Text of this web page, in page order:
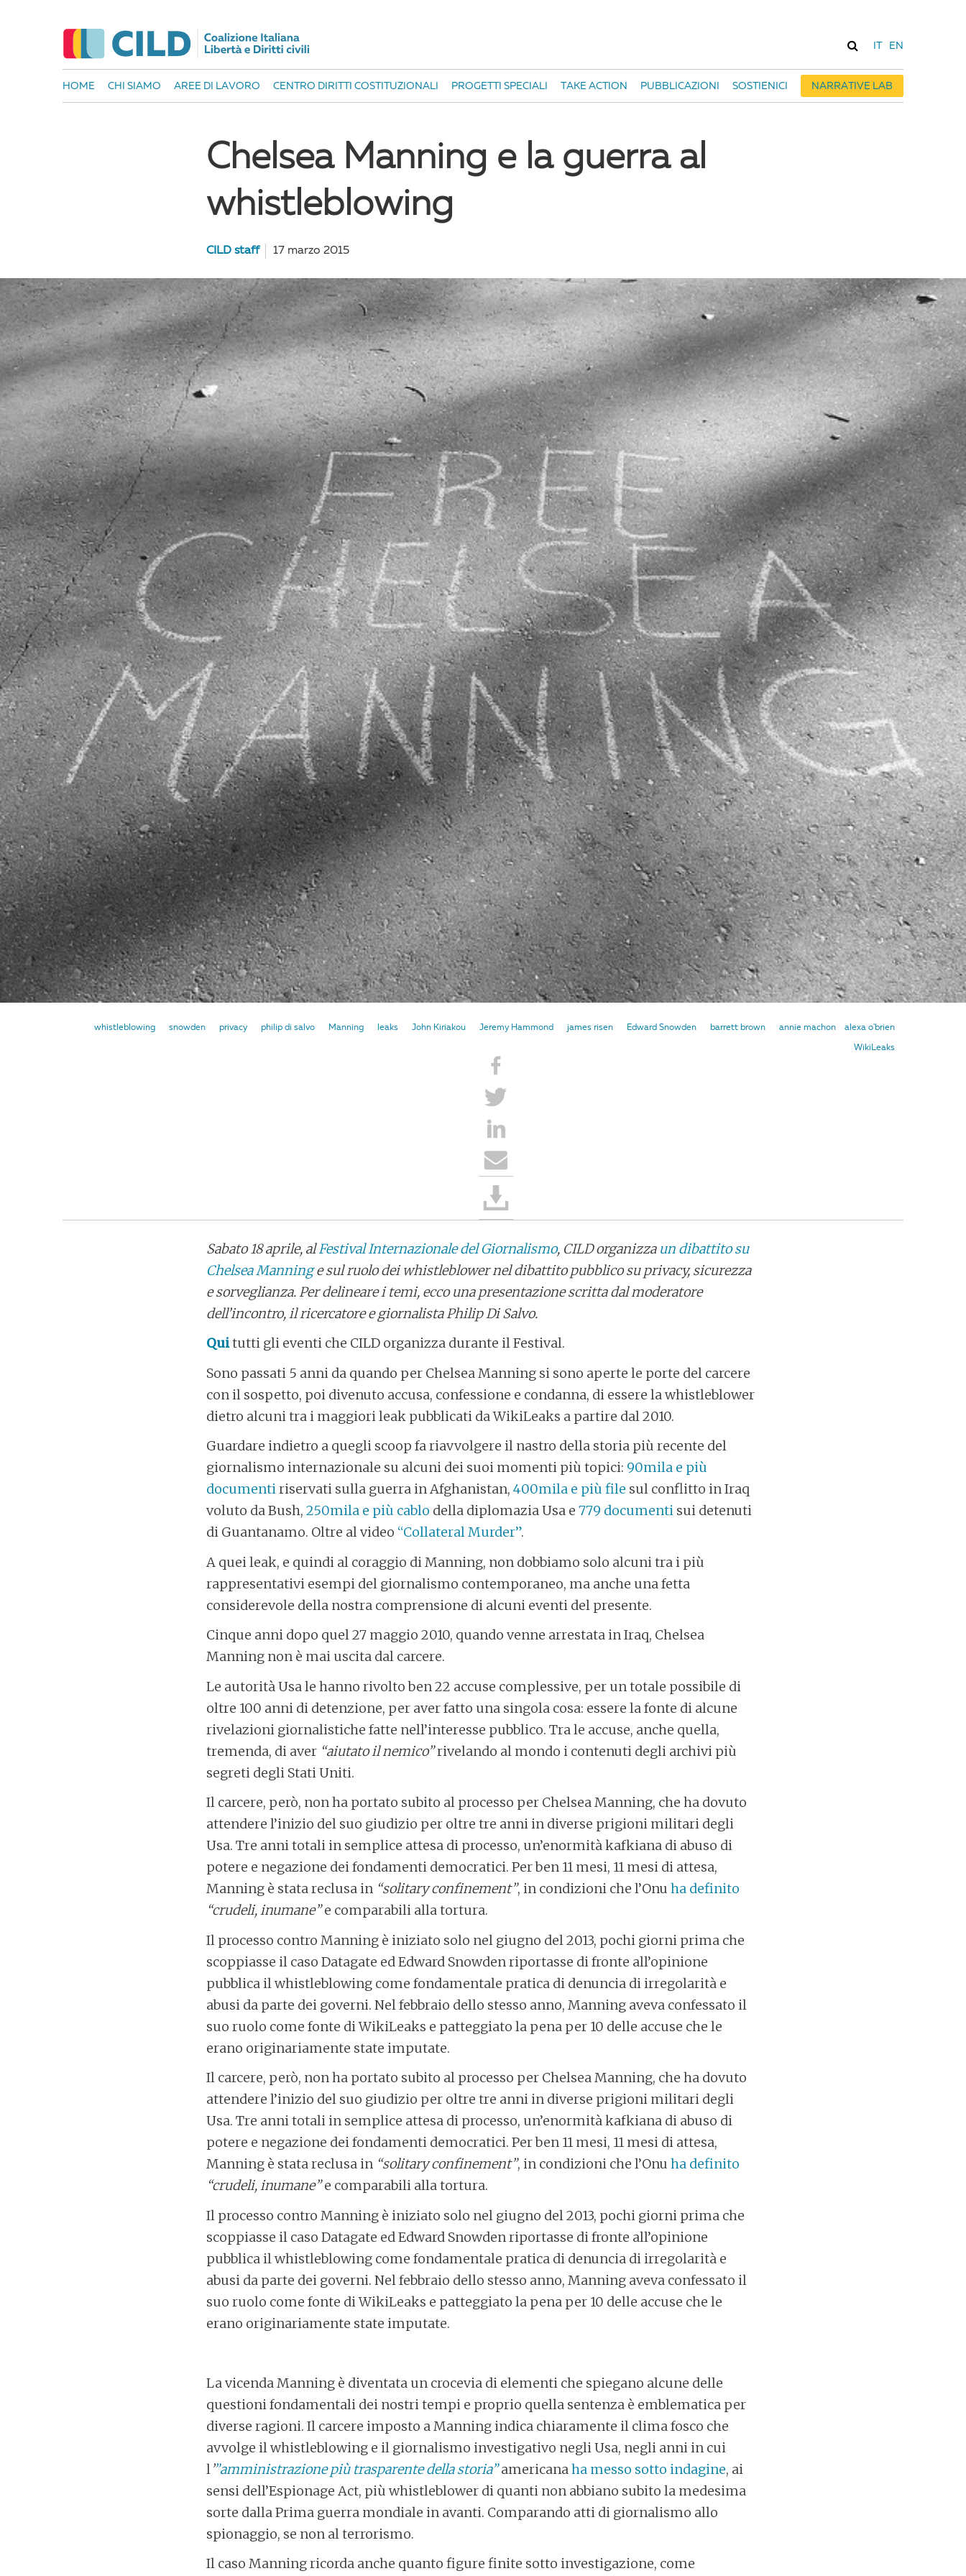
EN
HOME CHI SIAMO AREE DI LAVORO CENTRO DIRITTI COSTITUZIONALI PROGETTI SPECIALI TAKE ACTION PUBBLICAZIONI SOSTIENICI NARRATIVE LAB
Chelsea Manning e la guerra al
whistleblowing
CILD staff 17 marzo 2015
alexa o'brien
annie machon
barrett brown
Edward Snowden
james risen
Jeremy Hammond
John Kiriakou
leaks
Manning
philip di salvo
privacy
snowden
whistleblowing
WikiLeaks
Sabato 18 aprile, alFestival Internazionale del Giornalismo, CILD organizza un dibattito su
Chelsea Manninge sul ruolo dei whistleblower nel dibattito pubblico su privacy, sicurezza
e sorveglianza. Per delineare i temi, ecco una presentazione scritta dal moderatore
dell’incontro, il ricercatore e giornalista Philip Di Salvo.
Quitutti gli eventi che CILD organizza durante il Festival.
Sono passati 5 anni da quando per Chelsea Manning si sono aperte le porte del carcere
con il sospetto, poi divenuto accusa, confessione e condanna, di essere la whistleblower
dietro alcuni tra i maggiori leak pubblicati da WikiLeaks a partire dal 2010.
Guardare indietro a quegli scoop fa riavvolgere il nastro della storia più recente del
giornalismo internazionale su alcuni dei suoi momenti più topici: 90mila e più
documentiriservati sulla guerra in Afghanistan, 400mila e più file sul conflitto in Iraq
voluto da Bush, 250mila e più cablo della diplomazia Usa e 779 documenti sui detenuti
di Guantanamo. Oltre al video “Collateral Murder”.
A quei leak, e quindi al coraggio di Manning, non dobbiamo solo alcuni tra i più
rappresentativi esempi del giornalismo contemporaneo, ma anche una fetta
considerevole della nostra comprensione di alcuni eventi del presente.
Cinque anni dopo quel 27 maggio 2010, quando venne arrestata in Iraq, Chelsea
Manning non è mai uscita dal carcere.
Le autorità Usa le hanno rivolto ben 22 accuse complessive, per un totale possibile di
oltre 100 anni di detenzione, per aver fatto una singola cosa: essere la fonte di alcune
rivelazioni giornalistiche fatte nell’interesse pubblico. Tra le accuse, anche quella,
tremenda, di aver “aiutato il nemico”rivelando al mondo i contenuti degli archivi più
segreti degli Stati Uniti.
Il carcere, però, non ha portato subito al processo per Chelsea Manning, che ha dovuto
attendere l’inizio del suo giudizio per oltre tre anni in diverse prigioni militari degli
Usa. Tre anni totali in semplice attesa di processo, un’enormità kafkiana di abuso di
potere e negazione dei fondamenti democratici. Per ben 11 mesi, 11 mesi di attesa,
Manning è stata reclusa in “solitary confinement”, in condizioni che l’Onu ha definito
“crudeli, inumane”e comparabili alla tortura.
Il processo contro Manning è iniziato solo nel giugno del 2013, pochi giorni prima che
scoppiasse il caso Datagate ed Edward Snowden riportasse di fronte all’opinione
pubblica il whistleblowing come fondamentale pratica di denuncia di irregolarità e
abusi da parte dei governi. Nel febbraio dello stesso anno, Manning aveva confessato il
suo ruolo come fonte di WikiLeaks e patteggiato la pena per 10 delle accuse che le
erano originariamente state imputate.
Il carcere, però, non ha portato subito al processo per Chelsea Manning, che ha dovuto
attendere l’inizio del suo giudizio per oltre tre anni in diverse prigioni militari degli
Usa. Tre anni totali in semplice attesa di processo, un’enormità kafkiana di abuso di
potere e negazione dei fondamenti democratici. Per ben 11 mesi, 11 mesi di attesa,
Manning è stata reclusa in “solitary confinement”, in condizioni che l’Onu ha definito
“crudeli, inumane”e comparabili alla tortura.
Il processo contro Manning è iniziato solo nel giugno del 2013, pochi giorni prima che
scoppiasse il caso Datagate ed Edward Snowden riportasse di fronte all’opinione
pubblica il whistleblowing come fondamentale pratica di denuncia di irregolarità e
abusi da parte dei governi. Nel febbraio dello stesso anno, Manning aveva confessato il
suo ruolo come fonte di WikiLeaks e patteggiato la pena per 10 delle accuse che le
erano originariamente state imputate.
La vicenda Manning è diventata un crocevia di elementi che spiegano alcune delle
questioni fondamentali dei nostri tempi e proprio quella sentenza è emblematica per
diverse ragioni. Il carcere imposto a Manning indica chiaramente il clima fosco che
avvolge il whistleblowing e il giornalismo investigativo negli Usa, negli anni in cui
l’”amministrazione più trasparente della storia”americanaha messo sotto indagine, ai
sensi dell’Espionage Act, più whistleblower di quanti non abbiano subito la medesima
sorte dalla Prima guerra mondiale in avanti. Comparando atti di giornalismo allo
spionaggio, se non al terrorismo.
Il caso Manning ricorda anche quanto figure finite sotto investigazione, come